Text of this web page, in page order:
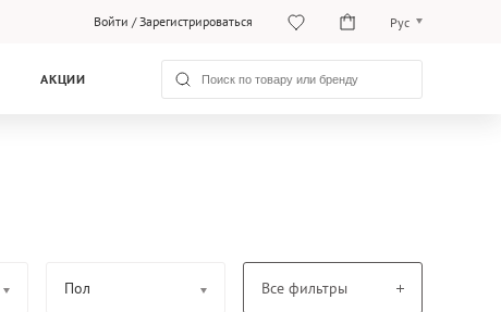
Войти /Зарегистрироваться Рус
Рус
АКЦИИ
Пол Все фильтры